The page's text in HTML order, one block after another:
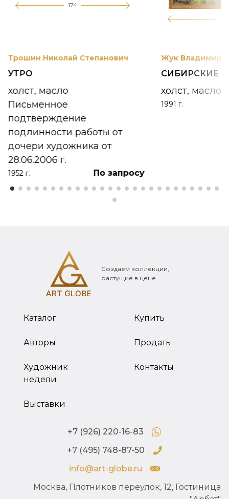
174
Трошин Николай Степанович
УТРО
холст, масло
Письменное
подтверждение
подлинности работы от
дочери художника от
28.06.2006 г.
1952 г. По запросу
Жук Владимир
СИБИРСКИЕ
холст, масло
1991 г.
Создаем коллекции,
растущие в цене
Каталог
Авторы
Художник
недели
Выставки
Купить
Продать
Контакты
+7 (926) 220-16-83
+7 (495) 748-87-50
info@art-globe.ru
Москва, Плотников переулок, 12, Гостиница